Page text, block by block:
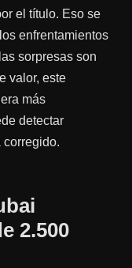
el título. Eso se
enfrentamientos
sorpresas son
valor, este
más
detectar
corregido.
2.500